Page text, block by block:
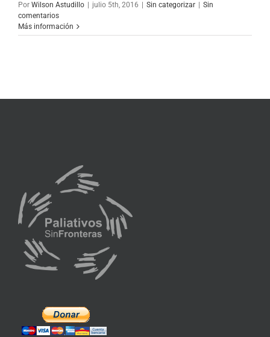
Por Wilson Astudillo julio 5th, 2016 Sin categorizar
Sin
comentarios
Más información